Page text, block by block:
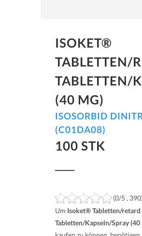
ISOKET®
TABLETTEN/
TABLETTEN/
(40 MG)
ISOSORBID
(C01DA08)
100 STK
(0/5 ,
Um Isoket® Tabletten/retard
Tabletten/Kapseln/Spray (40